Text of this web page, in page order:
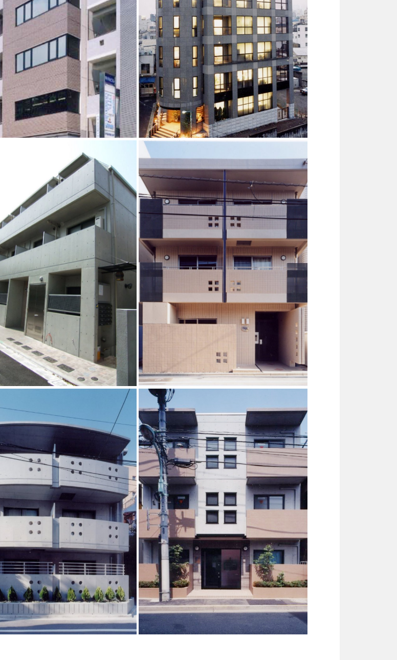
商業ビル RC造 商業ビル RC造
共同住宅 RC造 共同住宅 RC造
共同住宅 RC造 共同住宅 RC造